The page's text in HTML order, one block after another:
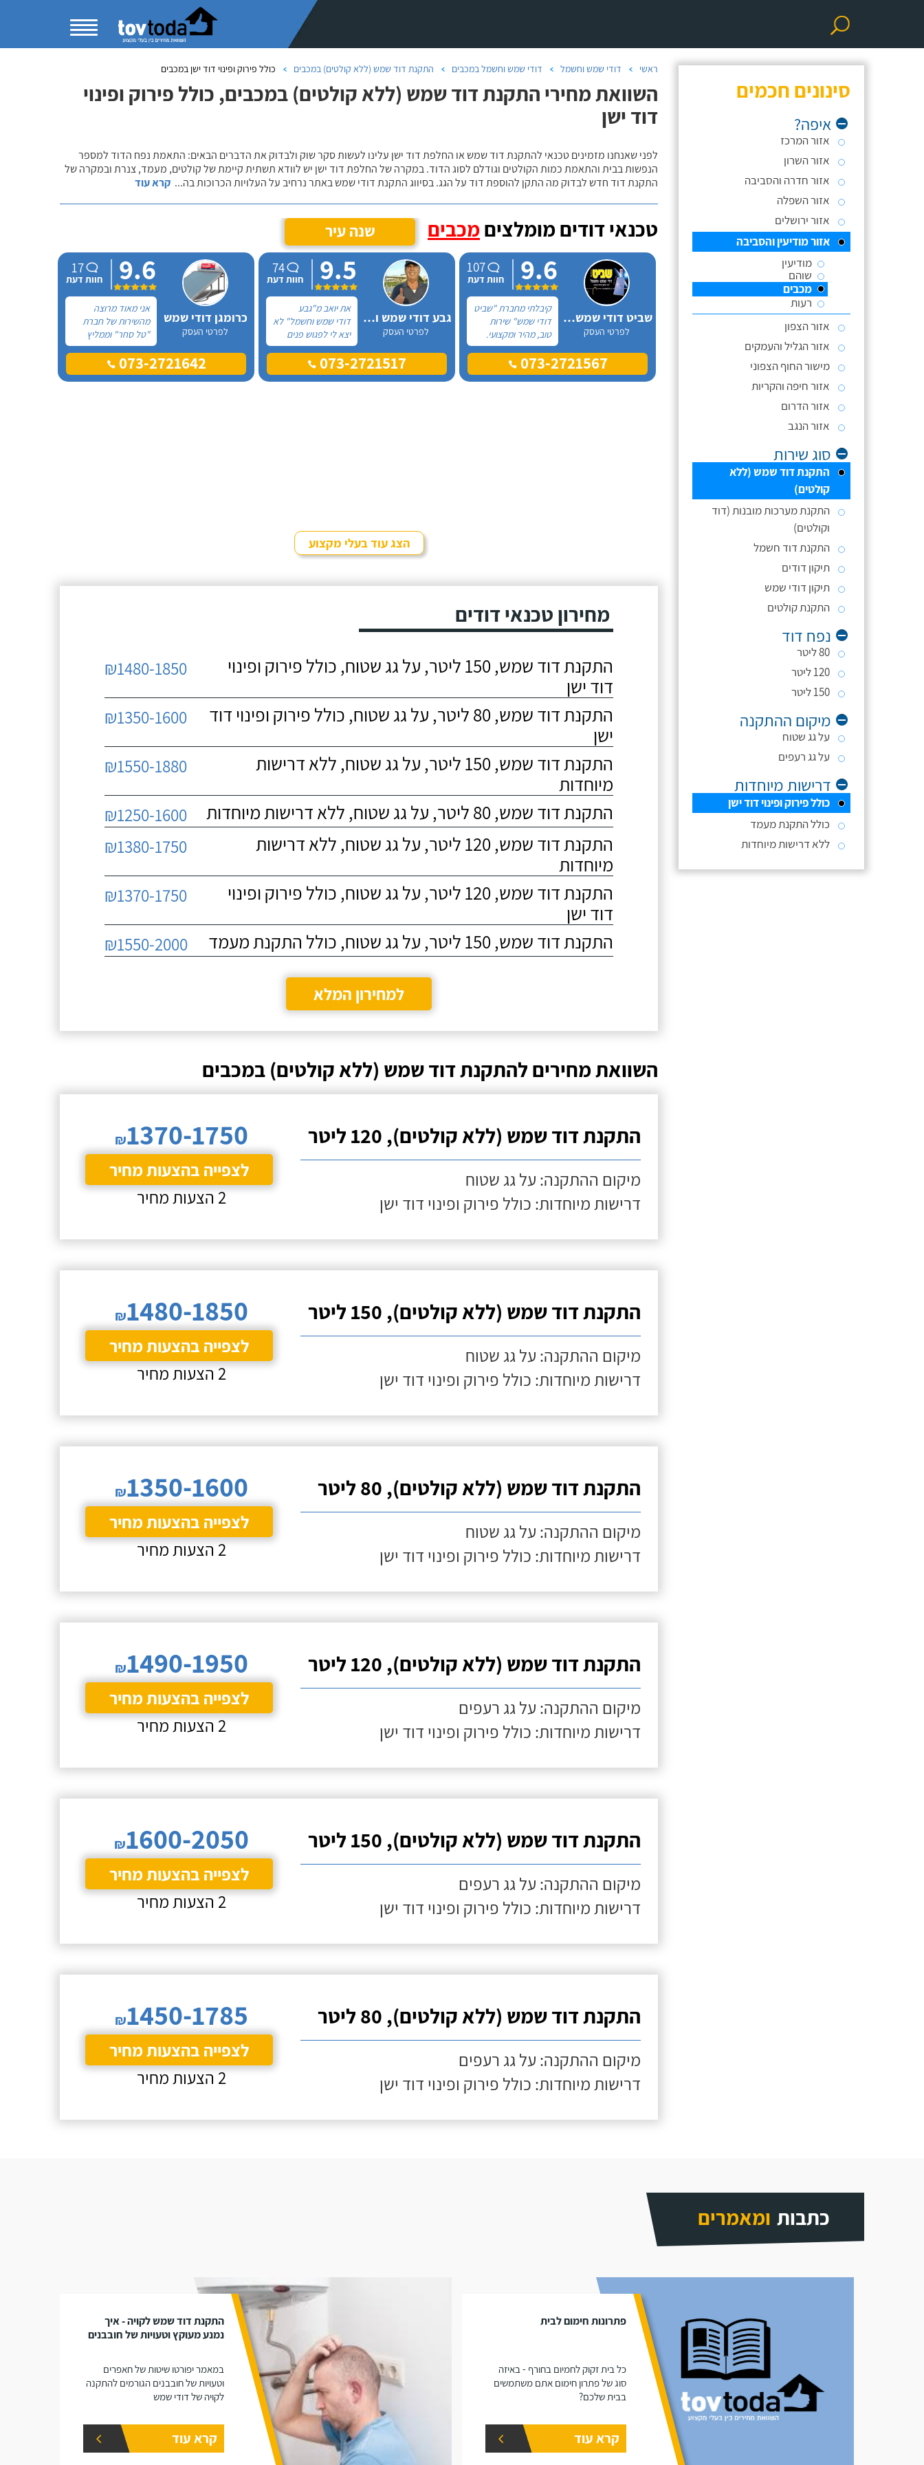
סינונים חכמים
איפה?
אזור המרכז
אזור השרון
אזור חדרה והסביבה
אזור השפלה
אזור ירושלים
אזור מודיעין והסביבה
מודיעין
שוהם
מכבים
רעות
אזור הצפון
אזור הגליל והעמקים
מישור החוף הצפוני
אזור חיפה והקריות
אזור הדרום
אזור הנגב
סוג שירות
התקנת דוד שמש (ללא
קולטים)
התקנת מערכות מובנות (דוד
וקולטים)
התקנת דוד חשמל
תיקון דודים
תיקון דודי שמש
התקנת קולטים
נפח דוד
80 ליטר
120 ליטר
150 ליטר
מיקום ההתקנה
על גג שטוח
על גג רעפים
דרישות מיוחדות
כולל פירוק ופינוי דוד ישן
כולל התקנת מעמד
ללא דרישות מיוחדות
ראשי דודי שמש וחשמל דודי שמש וחשמל במכבים התקנת דוד שמש (ללא קולטים) במכבים כולל פירוק ופינוי דוד ישן במכבים
השוואת מחירי התקנת דוד שמש (ללא קולטים) במכבים, כולל פירוק ופינוי
דוד ישן
לפני שאנחנו מזמינים טכנאי להתקנת דוד שמש או החלפת דוד ישן עלינו לעשות סקר שוק ולבדוק את הדברים הבאים: התאמת נפח הדוד למספר
הנפשות בבית והתאמת כמות הקולטים וגודלם לסוג הדוד. במקרה של החלפת דוד ישן יש לוודא תשתית קיימת של קולטים, מעמד, צנרת ובמקרה של
התקנת דוד חדש לבדוק מה התקן להוספת דוד על הגג. בסיווג התקנת דודי שמש באתר נרחיב על העלויות הכרוכות בה... קרא עוד
טכנאי דודים מומלצים מכבים שנה עיר
שביט דודי שמש וחשמל בע"מ
לפרטי העסק
9.6
107
חוות דעת
קיבלתי מחברת "שביט
דודי שמש" שירות
טוב, מהיר ומקצועי.
הזמנתי אותם לא
מזמן, כשהתפוצץ לי
הדוד שמש של
073-2721567
גבע דודי שמש וחשמל
לפרטי העסק
9.5
74
חוות דעת
את יואב מ"גבע
דודי שמש וחשמל" לא
יצא לי לפגוש פנים
מול פנים, כל
ההתקשרות איתו
הייתה דרך הטלפון.073-2721517
כרומגן דודי שמש
לפרטי העסק
9.6
17
חוות דעת
אני מאוד מרוצה
מהשירות של חברת
"טל סחר" וממליץ
עליהם מכל הלב!
פניתי אליהם לצורך
החלפת דוד שמש073-2721642
הצג עוד בעלי מקצוע
מחירון טכנאי דודים
התקנת דוד שמש, 150 ליטר, על גג שטוח, כולל פירוק ופינוי
דוד ישן
₪1480-1850
התקנת דוד שמש, 80 ליטר, על גג שטוח, כולל פירוק ופינוי דוד
ישן
₪1350-1600
התקנת דוד שמש, 150 ליטר, על גג שטוח, ללא דרישות
מיוחדות
₪1550-1880
התקנת דוד שמש, 80 ליטר, על גג שטוח, ללא דרישות מיוחדות ₪1250-1600
התקנת דוד שמש, 120 ליטר, על גג שטוח, ללא דרישות
מיוחדות
₪1380-1750
התקנת דוד שמש, 120 ליטר, על גג שטוח, כולל פירוק ופינוי
דוד ישן
₪1370-1750
התקנת דוד שמש, 150 ליטר, על גג שטוח, כולל התקנת מעמד ₪1550-2000
למחירון המלא
השוואת מחירים להתקנת דוד שמש (ללא קולטים) במכבים
התקנת דוד שמש (ללא קולטים), 120 ליטר
מיקום ההתקנה: על גג שטוח
דרישות מיוחדות: כולל פירוק ופינוי דוד ישן
₪1370-1750
לצפייה בהצעות מחיר
2 הצעות מחיר
התקנת דוד שמש (ללא קולטים), 150 ליטר
מיקום ההתקנה: על גג שטוח
דרישות מיוחדות: כולל פירוק ופינוי דוד ישן
₪1480-1850
לצפייה בהצעות מחיר
2 הצעות מחיר
התקנת דוד שמש (ללא קולטים), 80 ליטר
מיקום ההתקנה: על גג שטוח
דרישות מיוחדות: כולל פירוק ופינוי דוד ישן
₪1350-1600
לצפייה בהצעות מחיר
2 הצעות מחיר
התקנת דוד שמש (ללא קולטים), 120 ליטר
מיקום ההתקנה: על גג רעפים
דרישות מיוחדות: כולל פירוק ופינוי דוד ישן
₪1490-1950
לצפייה בהצעות מחיר
2 הצעות מחיר
התקנת דוד שמש (ללא קולטים), 150 ליטר
מיקום ההתקנה: על גג רעפים
דרישות מיוחדות: כולל פירוק ופינוי דוד ישן
₪1600-2050
לצפייה בהצעות מחיר
2 הצעות מחיר
התקנת דוד שמש (ללא קולטים), 80 ליטר
מיקום ההתקנה: על גג רעפים
דרישות מיוחדות: כולל פירוק ופינוי דוד ישן
₪1450-1785
לצפייה בהצעות מחיר
2 הצעות מחיר
כתבות ומאמרים
פתרונות חימום לבית
כל בית זקוק לחמיום בחורף - באיזה
סוג של פתרון חימום אתם משתמשים
בבית שלכם?
קרא עוד
התקנת דוד שמש לקויה - איך
נמנע מעוקץ וטעויות של חובבנים
במאמר יפורטו שיטות של חאפרים
וטעויות של חובבנים הגורמים להתקנה
לקויה של דודי שמש
קרא עוד